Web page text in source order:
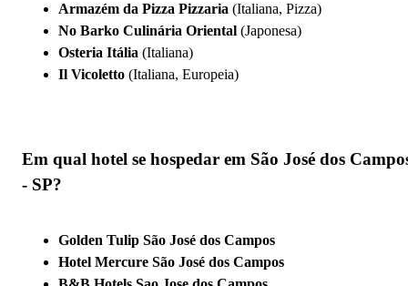
Armazém da Pizza Pizzaria (Italiana, Pizza)
No Barko Culinária Oriental (Japonesa)
Osteria Itália (Italiana)
Il Vicoletto (Italiana, Europeia)
Em qual hotel se hospedar em São José dos
- SP?
Golden Tulip São José dos Campos
Hotel Mercure São José dos Campos